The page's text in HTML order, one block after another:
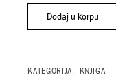
Dodaj u korpu
KATEGORIJA: KNJIGA